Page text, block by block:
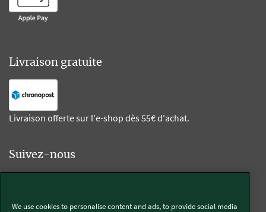
Livraison gratuite
Livraison offerte sur l'e-shop dès 55€ d'achat.
Suivez-nous
We use cookies to personalise content and ads, to provide social media